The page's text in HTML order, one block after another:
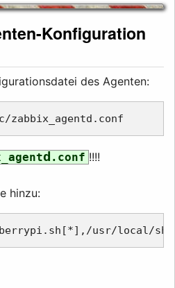
Konfiguration
des Agenten:
d .conf !!!!
hinzu: